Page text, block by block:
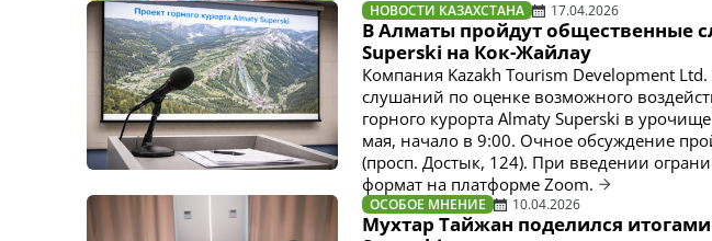
НОВОСТИ КАЗАХСТАНА 17.04.2026
В Алматы пройдут общественные
Superski на Кок-Жайлау
Компания Kazakh Tourism Development
слушаний по оценке возможного
горного курорта Almaty Superski в
мая, начало в 9:00. Очное обсуждение
(просп. Достык, 124). При введении
формат на платформе Zoom.
ОСОБОЕ МНЕНИЕ 10.04.2026
Мухтар Тайжан поделился